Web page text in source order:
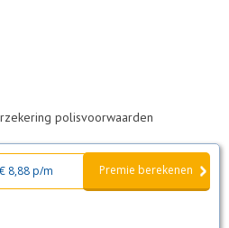
polisvoorwaarden
8,88 p/m Premie berekenen